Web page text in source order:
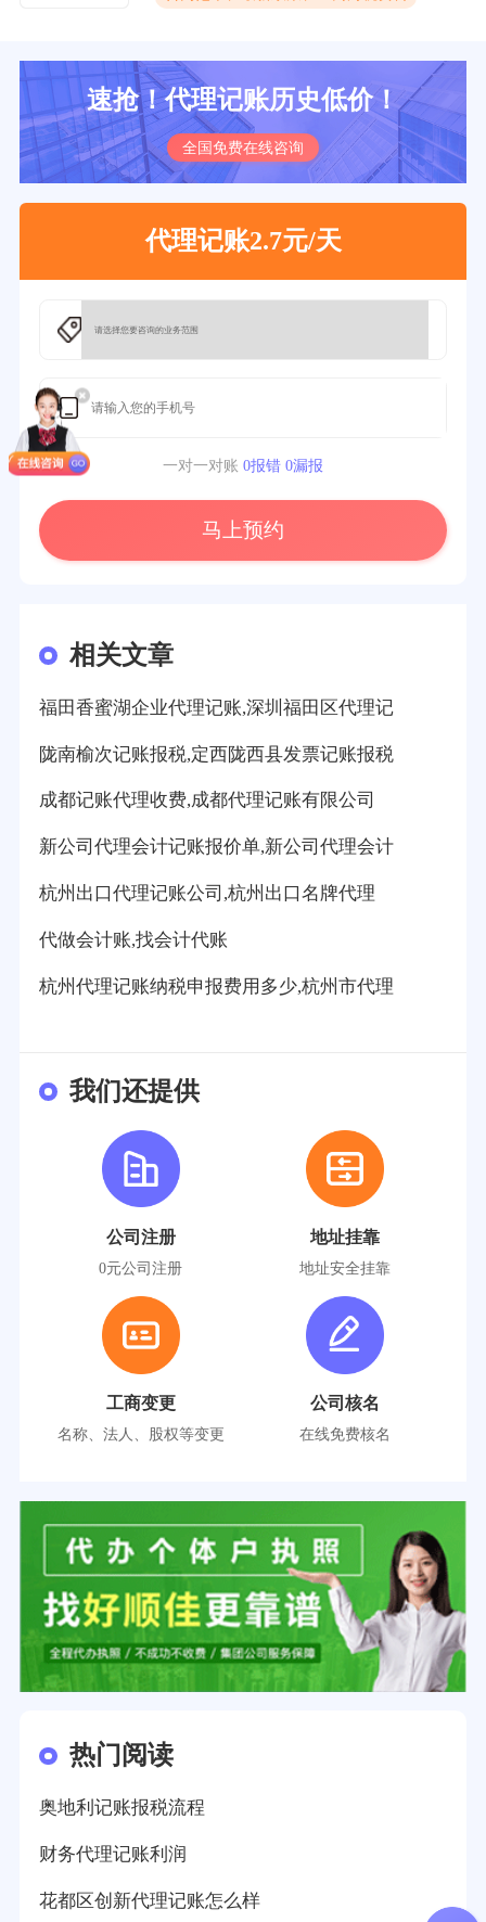
速抢！代理记账历史低价！
全国免费在线咨询
代理记账2.7元/天
一对一对账 0报错 0漏报
马上预约
相关文章
福田香蜜湖企业代理记账,深圳福田区代理记
陇南榆次记账报税,定西陇西县发票记账报税
成都记账代理收费,成都代理记账有限公司
新公司代理会计记账报价单,新公司代理会计
杭州出口代理记账公司,杭州出口名牌代理
代做会计账,找会计代账
杭州代理记账纳税申报费用多少,杭州市代理
我们还提供
公司注册
0元公司注册
地址挂靠
地址安全挂靠
工商变更
名称、法人、股权等变更
公司核名
在线免费核名
热门阅读
奥地利记账报税流程
财务代理记账利润
花都区创新代理记账怎么样